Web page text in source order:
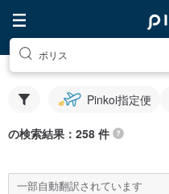
ボリス
Pinkoi指定便
の検索結果：258 件
一部自動翻訳されています